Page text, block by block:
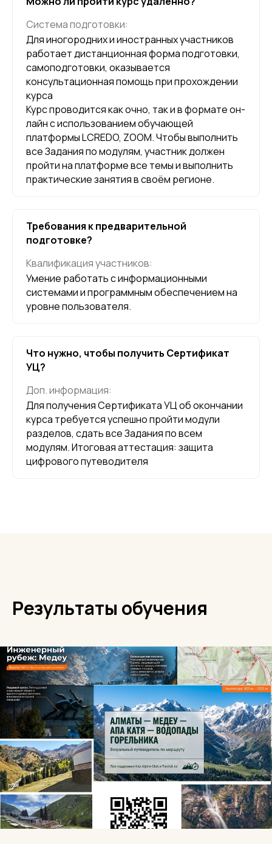
Система подготовки:
Для иногородних и иностранных участников
работает дистанционная форма подготовки,
самоподготовки, оказывается
консультационная помощь при прохождении
курса
Курс проводится как очно, так и в формате он-
лайн с использованием обучающей
платформы LCREDO, ZOOM. Чтобы выполнить
все Задания по модулям, участник должен
пройти на платформе все темы и выполнить
практические занятия в своём регионе.
Требования к предварительной
подготовке?
Квалификация участников:
Умение работать с информационными
системами и программным обеспечением на
уровне пользователя.
Что нужно, чтобы получить Сертификат
УЦ?
Доп. информация:
Для получения Сертификата УЦ об окончании
курса требуется успешно пройти модули
разделов, сдать все Задания по всем
модулям. Итоговая аттестация: защита
цифрового путеводителя
Результаты обучения